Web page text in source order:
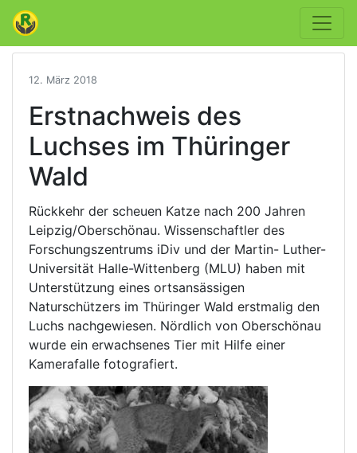
12. März 2018
Erstnachweis des
Luchses im Thüringer
Wald
Rückkehr der scheuen Katze nach 200 Jahren
Leipzig/Oberschönau. Wissenschaftler des
Forschungszentrums iDiv und der Martin- Luther-
Universität Halle-Wittenberg (MLU) haben mit
Unterstützung eines ortsansässigen
Naturschützers im Thüringer Wald erstmalig den
Luchs nachgewiesen. Nördlich von Oberschönau
wurde ein erwachsenes Tier mit Hilfe einer
Kamerafalle fotografiert.